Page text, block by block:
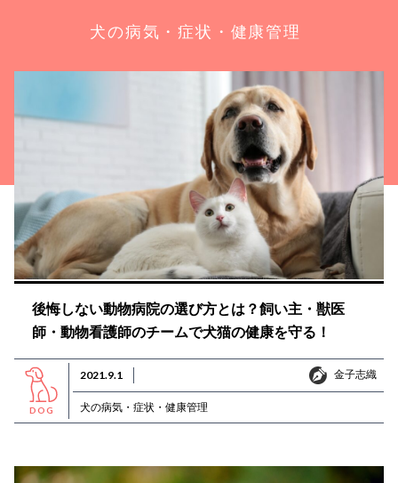
犬の病気・症状・健康管理
後悔しない動物病院の選び方とは？飼い主・獣医
師・動物看護師のチームで犬猫の健康を守る！
DOG
2021.9.1 金子志織
金子志織
犬の病気・症状・健康管理